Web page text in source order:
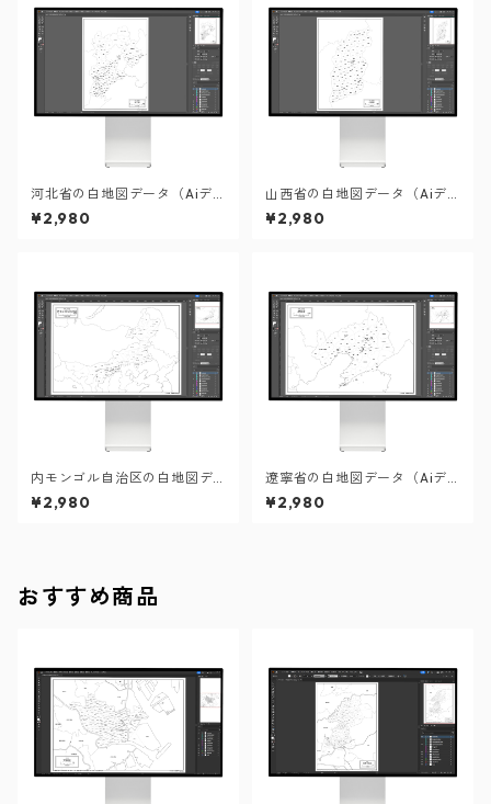
河北省の白地図データ（Aiデ
ータ）
¥2,980
山西省の白地図データ（Aiデ
ータ）
¥2,980
内モンゴル自治区の白地図デ
ータ（Aiデータ）
¥2,980
遼寧省の白地図データ（Aiデ
ータ）
¥2,980
おすすめ商品